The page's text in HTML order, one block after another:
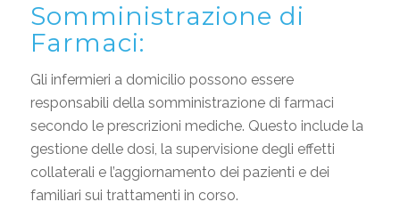
Somministrazione di
Farmaci:
Gli infermieri a domicilio possono essere
responsabili della somministrazione di farmaci
secondo le prescrizioni mediche. Questo include la
gestione delle dosi, la supervisione degli effetti
collaterali e l’aggiornamento dei pazienti e dei
familiari sui trattamenti in corso.